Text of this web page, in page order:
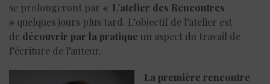
se prolongeront par « L’atelier des Rencontres
» quelques jours plus tard. L’objectif de l’atelier est
de découvrir par la pratique un aspect du travail de
l’écriture de l’auteur.
La première rencontre